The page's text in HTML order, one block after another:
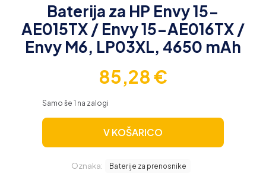
Baterija za HP Envy 15-
AE015TX / Envy 15-AE016TX /
Envy M6, LP03XL, 4650 mAh
85,28€
Samo še 1 na zalogi
V KOŠARICO
Oznaka: Baterije za prenosnike